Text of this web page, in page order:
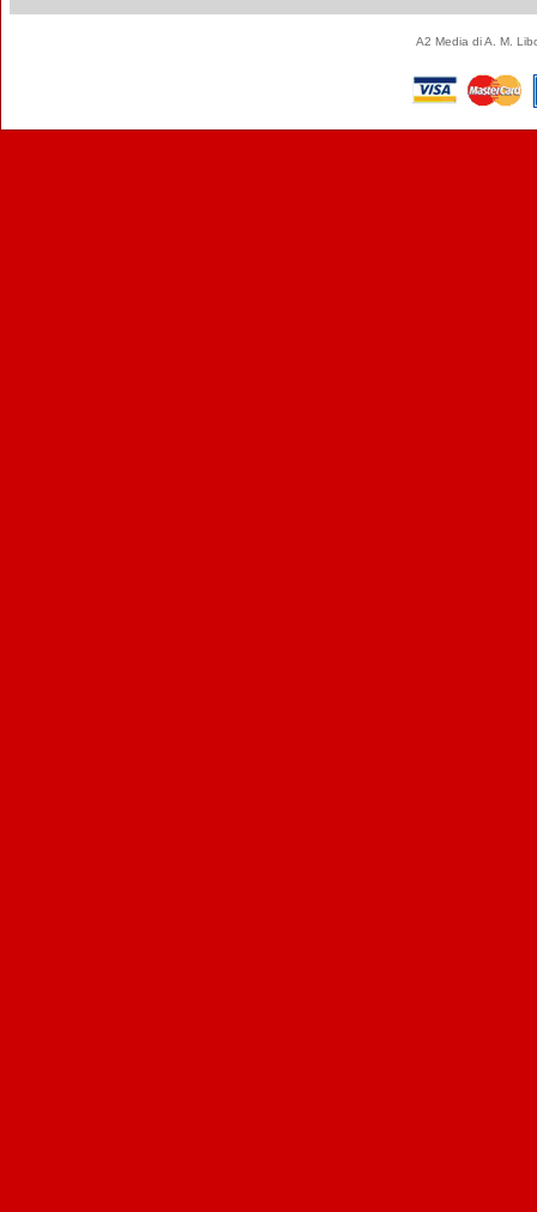
A2 Media di A. M.